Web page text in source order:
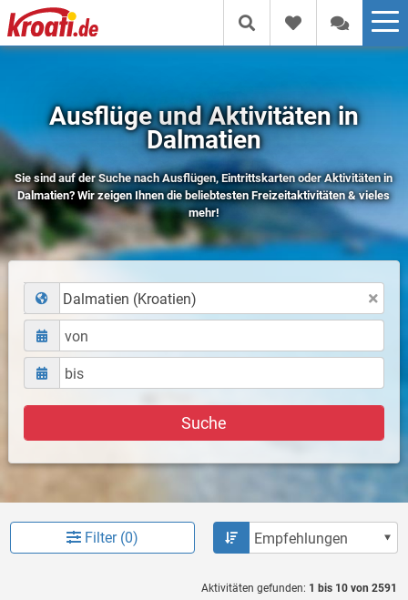
Ausflüge und Aktivitäten in
Dalmatien
Sie sind auf der Suche nach Ausflügen, Eintrittskarten oder Aktivitäten in
Dalmatien? Wir zeigen Ihnen die beliebtesten Freizeitaktivitäten & vieles
mehr!
Dalmatien (Kroatien)
Suche
Filter (0)
Aktivitäten gefunden: 1 bis 10 von 2591